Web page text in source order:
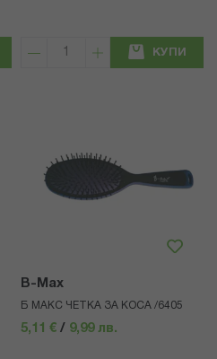
КУПИ
B-Max
Б МАКС ЧЕТКА ЗА КОСА /6405
5,11 € / 9,99 лв.